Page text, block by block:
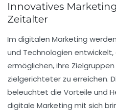
Innovatives
Zeitalter
Im digitalen Marketing
und Technologien
ermöglichen, ihre
zielgerichteter zu erreichen.
beleuchtet die Vorteile und
digitale Marketing mit sich